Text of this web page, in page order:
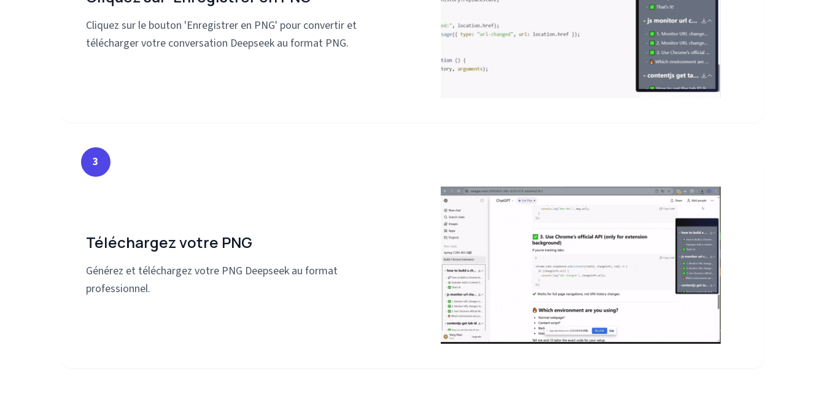
Cliquez sur le bouton 'Enregistrer en PNG' pour convertir et
télécharger votre conversation Deepseek au format PNG.
3
Téléchargez votre PNG
Générez et téléchargez votre PNG Deepseek au format
professionnel.